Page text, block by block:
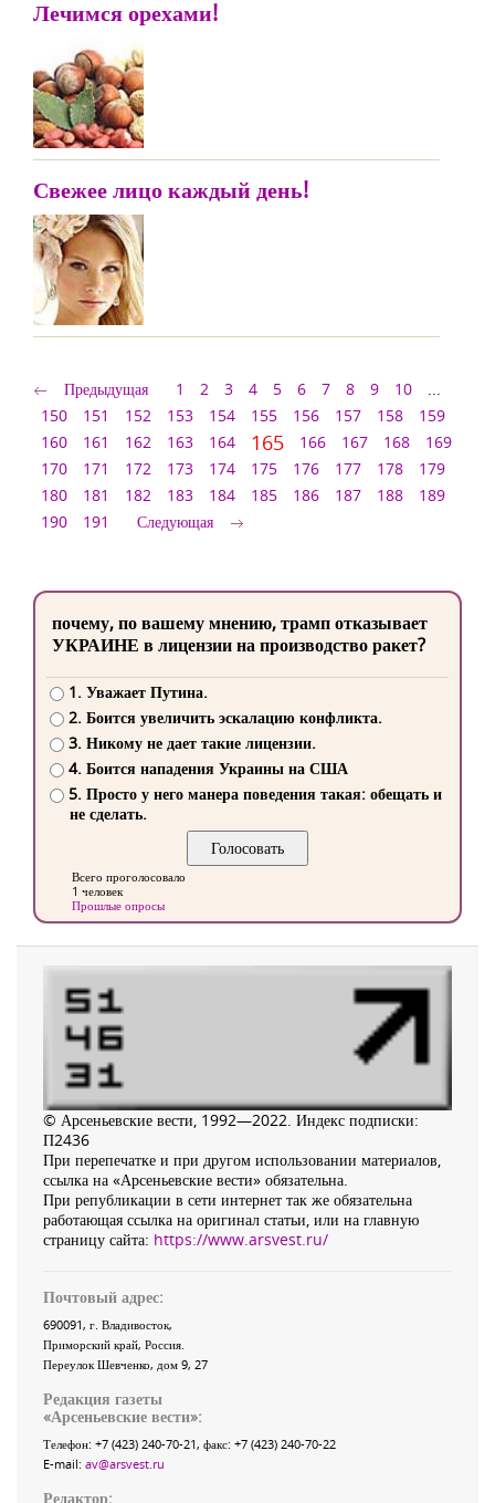
Лечимся орехами!
Свежее лицо каждый день!
Предыдущая 1 2 3 4 5 6 7 8 9 10
...
150
151 152 153 154 155 156 157 158
159
160
161 162 163 164 165 166 167 168
169
170
171 172 173 174 175 176 177 178
179
180
181 182 183 184 185 186 187 188
189
190
191 Следующая
почему, по вашему мнению, трамп отказывает
УКРАИНЕ в лицензии на производство ракет?
1. Уважает Путина.
2. Боится увеличить эскалацию конфликта.
3. Никому не дает такие лицензии.
4. Боится нападения Украины на США
5. Просто у него манера поведения такая: обещать и
не сделать.
Всего проголосовало
1 человек
Прошлые опросы
© Арсеньевские вести, 1992—2022. Индекс подписки:
П2436
При перепечатке и при другом использовании материалов,
ссылка на «Арсеньевские вести» обязательна.
При републикации в сети интернет так же обязательна
работающая ссылка на оригинал статьи, или на главную
страницу сайта: https://www.arsvest.ru/
Почтовый адрес:
690091, г. Владивосток,
Приморский край, Россия
Переулок Шевченко, дом 9, 27
Редакция газеты
«Арсеньевские вести»:
Телефон: +7 (423) 240-70-21, факс: +7 (423) 240-70-22
E-mail: av@arsvest.ru
Редактор: